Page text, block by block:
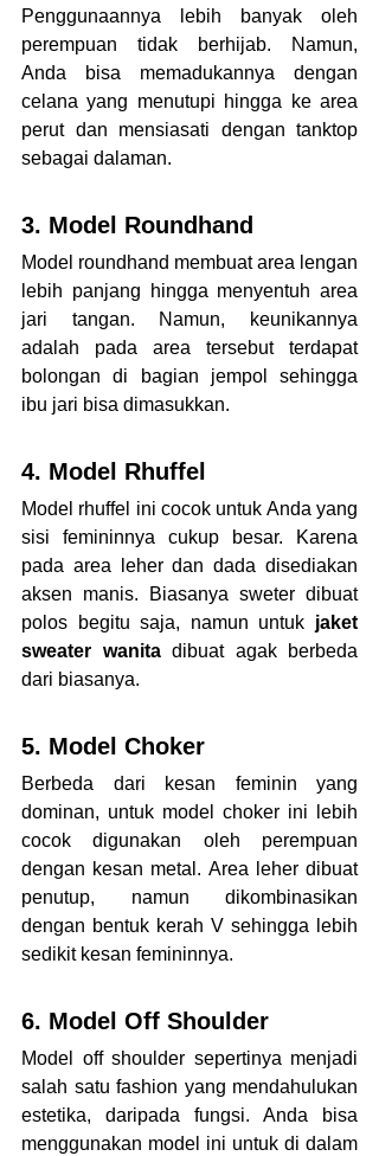
Penggunaannya lebih banyak oleh
perempuan tidak berhijab. Namun,
Anda bisa memadukannya dengan
celana yang menutupi hingga ke area
perut dan mensiasati dengan tanktop
sebagai dalaman.
3. Model Roundhand
Model roundhand membuat area lengan
lebih panjang hingga menyentuh area
jari tangan. Namun, keunikannya
adalah pada area tersebut terdapat
bolongan di bagian jempol sehingga
ibu jari bisa dimasukkan.
4. Model Rhuffel
Model rhuffel ini cocok untuk Anda yang
sisi femininnya cukup besar. Karena
pada area leher dan dada disediakan
aksen manis. Biasanya sweter dibuat
polos begitu saja, namun untuk jaket
sweater wanita dibuat agak berbeda
dari biasanya.
5. Model Choker
Berbeda dari kesan feminin yang
dominan, untuk model choker ini lebih
cocok digunakan oleh perempuan
dengan kesan metal. Area leher dibuat
penutup, namun dikombinasikan
dengan bentuk kerah V sehingga lebih
sedikit kesan femininnya.
6. Model Off Shoulder
Model off shoulder sepertinya menjadi
salah satu fashion yang mendahulukan
estetika, daripada fungsi. Anda bisa
menggunakan model ini untuk di dalam